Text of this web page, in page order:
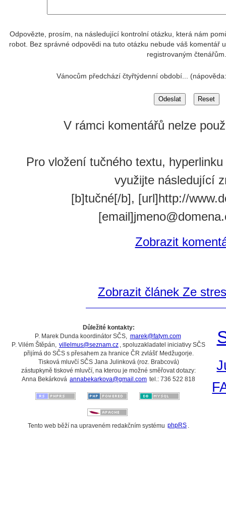
Odpovězte, prosím, na následující kontrolní otázku, která nám
robot. Bez správné odpovědi na tuto otázku nebude váš komentář
registrovaným čtenářům.
Vánocům předchází čtyřtýdenní období...
V rámci komentářů nelze
Pro vložení tučného textu,
využijte následující
[b]tučné[/b], [url]http://
Zobrazit
Zobrazit článek Ze
Důležité kontakty:
P. Marek Dunda koordinátor SČS,
marek@fatym.com
P. Vilém Štěpán,
villelmus@seznam.cz
, spoluzakladatel iniciativy SČS
přijímá do SČS s přesahem za hranice ČR zvlášť Medžugorje.
Tisková mluvčí SČS Jana Julinková (roz. Brabcová)
zástupkyně tiskové mluvčí, na kterou je možné směřovat dotazy:
Anna Bekárková annabekarkova@gmail.com tel.: 736 522 818
Tento web běží na upraveném redakčním systému phpRS